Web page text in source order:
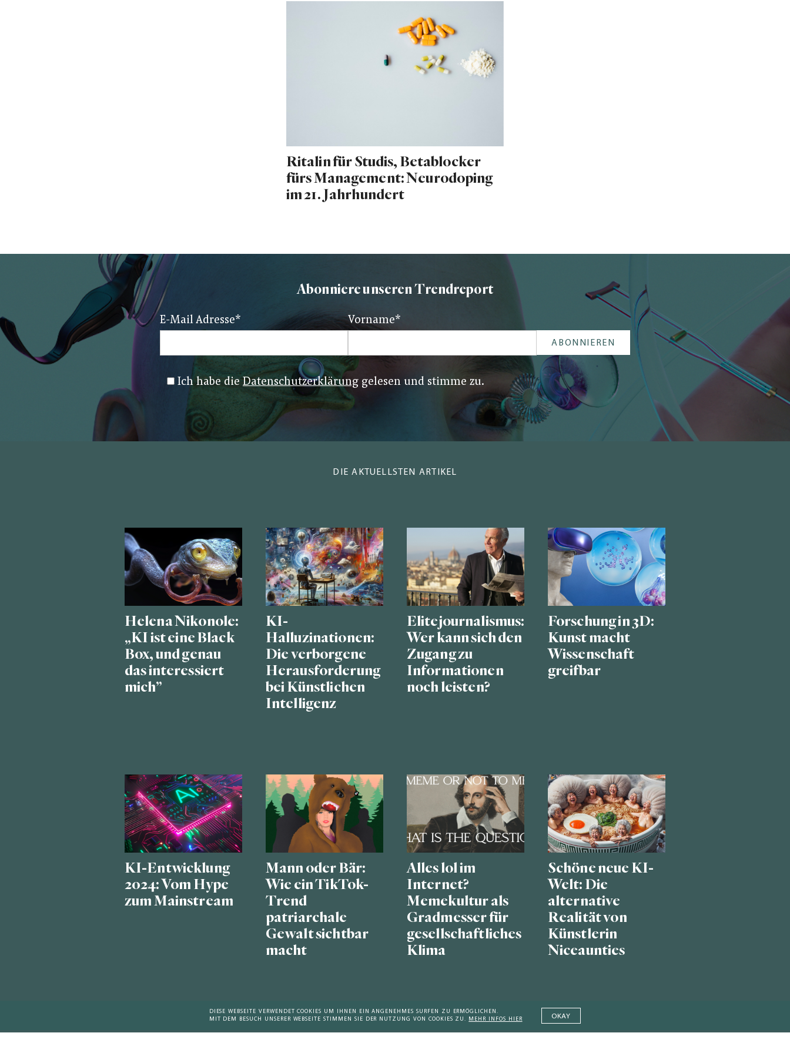
Ritalin für Studis, Betablocker
fürs Management: Neurodoping
im 21. Jahrhundert
Abonniere unseren Trendreport
E-Mail Adresse* Vorname*
Ich habe dieDatenschutzerklärung gelesen und stimme zu.
DIE AKTUELLSTEN ARTIKEL
Helena Nikonole:
„KI ist eine Black
Box, und genau
das interessiert
mich”
KI-
Halluzinationen:
Die verborgene
Herausforderung
bei Künstlichen
Intelligenz
Elitejournalismus:
Wer kann sich den
Zugang zu
Informationen
noch leisten?
Forschung in 3D:
Kunst macht
Wissenschaft
greifbar
KI-Entwicklung
2024: Vom Hype
zum Mainstream
Mann oder Bär:
Wie ein TikTok-
Trend
patriarchale
Gewalt sichtbar
macht
Alles lol im
Internet?
Memekultur als
Gradmesser für
gesellschaftliches
Klima
Schöne neue KI-
Welt: Die
alternative
Realität von
Künstlerin
Niceaunties
DIESE WEBSEITE VERWENDET COOKIES UM IHNEN EIN ANGENEHMES SURFEN ZU ERMÖGLICHEN.
MIT DEM BESUCH UNSERER WEBSEITE STIMMEN SIE DER NUTZUNG VON COOKIES ZU.
MEHR INFOS HIER OKAY